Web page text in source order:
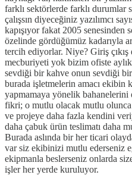
farklı sektörlerde farklı durumlar
çalışsın diyeceğiniz yazılımcı
kapışıyor fakat 2005 senesinden
özelinde gördüğümüz kadarıyla
tercih ediyorlar. Niye? Giriş çıkış
mecburiyeti yok bizim ofiste
sevdiği bir kahve onun sevdiği
burada işletmelerin amacı
yapmamaya yönelik bahanelerini
fikri; o mutlu olacak mutlu
ve projeye daha fazla kendini
daha çabuk ürün teslimatı daha
Burada aslında bir her ticari
var siz ekibinizi mutlu ederseniz
ekipmanla beslerseniz onlarda
işler her yerde kuruluyor.